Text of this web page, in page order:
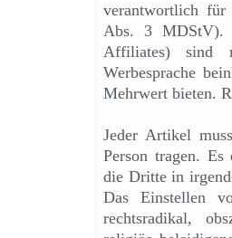
verantwortlich
Abs. 3 MDStV).
Affiliates) sind
Werbesprache
Mehrwert bieten.
Jeder Artikel
Person tragen.
die Dritte in
Das Einstellen
rechtsradikal,